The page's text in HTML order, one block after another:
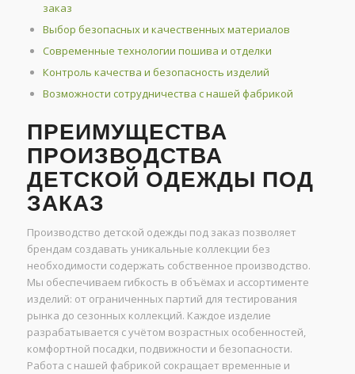
заказ
Выбор безопасных и качественных материалов
Современные технологии пошива и отделки
Контроль качества и безопасность изделий
Возможности сотрудничества с нашей фабрикой
ПРЕИМУЩЕСТВА
ПРОИЗВОДСТВА
ДЕТСКОЙ ОДЕЖДЫ ПОД
ЗАКАЗ
Производство детской одежды под заказ позволяет
брендам создавать уникальные коллекции без
необходимости содержать собственное производство.
Мы обеспечиваем гибкость в объёмах и ассортименте
изделий: от ограниченных партий для тестирования
рынка до сезонных коллекций. Каждое изделие
разрабатывается с учётом возрастных особенностей,
комфортной посадки, подвижности и безопасности.
Работа с нашей фабрикой сокращает временные и